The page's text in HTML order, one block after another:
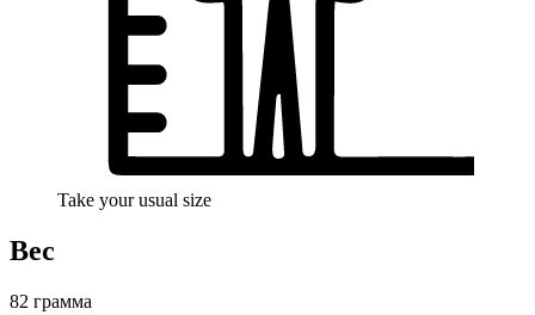
Take your usual size
Вес
82 грамма